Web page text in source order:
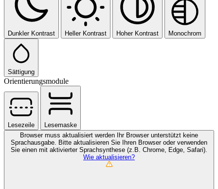
Dunkler Kontrast Heller Kontrast Hoher Kontrast Monochrom
Sättigung
Orientierungsmodule
Lesezeile
Lesemaske
Browser muss aktualisiert werden
Ihr Browser unterstützt keine
Sprachausgabe. Bitte aktualisieren Sie Ihren Browser oder verwenden
Sie einen mit aktivierter Sprachsynthese (z.B. Chrome, Edge, Safari).
Wie aktualisieren?